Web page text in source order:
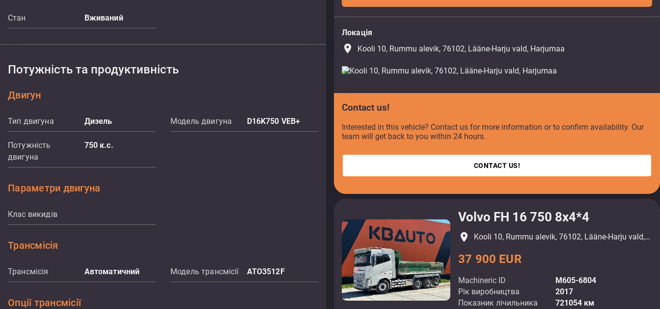
Стан Вживаний
Потужність та продуктивність
Двигун
Тип двигуна Дизель Модель двигуна D16K750 VEB+
Потужність
двигуна
750 к.с.
Параметри двигуна
Клас викидів
Трансмісія
Трансмісія Автоматичний Модель трансмісії ATO3512F
Опції трансмісії
Локація
place Kooli 10, Rummu alevik, 76102, Lääne-Harju vald, Harjumaa
Contact us!
Interested in this vehicle? Contact us for more information or to confirm availability. Our
team will get back to you within 24 hours.
CONTACT US!
Volvo FH 16 750 8x4*4
Machineric ID
M605-6804
Рік виробництва
2017
Показник лічильника
721054 км
37 900 EUR
place Kooli 10, Rummu alevik, 76102, Lääne-Harju vald, Harjumaa